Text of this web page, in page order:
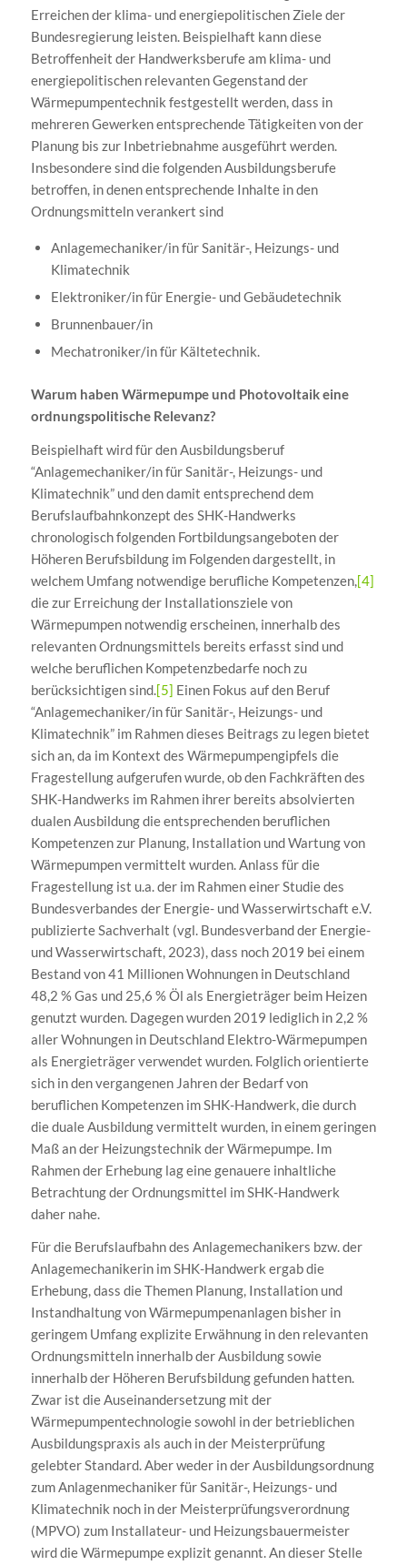
Erreichen der klima- und energiepolitischen Ziele der
Bundesregierung leisten. Beispielhaft kann diese
Betroffenheit der Handwerksberufe am klima- und
energiepolitischen relevanten Gegenstand der
Wärmepumpentechnik festgestellt werden, dass in
mehreren Gewerken entsprechende Tätigkeiten von der
Planung bis zur Inbetriebnahme ausgeführt werden.
Insbesondere sind die folgenden Ausbildungsberufe
betroffen, in denen entsprechende Inhalte in den
Ordnungsmitteln verankert sind
Anlagemechaniker/in für Sanitär-, Heizungs- und
Klimatechnik
Elektroniker/in für Energie- und Gebäudetechnik
Brunnenbauer/in
Mechatroniker/in für Kältetechnik.
Warum haben Wärmepumpe und Photovoltaik eine
ordnungspolitische Relevanz?
Beispielhaft wird für den Ausbildungsberuf
“Anlagemechaniker/in für Sanitär-, Heizungs- und
Klimatechnik” und den damit entsprechend dem
Berufslaufbahnkonzept des SHK-Handwerks
chronologisch folgenden Fortbildungsangeboten der
Höheren Berufsbildung im Folgenden dargestellt, in
welchem Umfang notwendige berufliche Kompetenzen, [4]
die zur Erreichung der Installationsziele von
Wärmepumpen notwendig erscheinen, innerhalb des
relevanten Ordnungsmittels bereits erfasst sind und
welche beruflichen Kompetenzbedarfe noch zu
berücksichtigen sind. [5] Einen Fokus auf den Beruf
“Anlagemechaniker/in für Sanitär-, Heizungs- und
Klimatechnik” im Rahmen dieses Beitrags zu legen bietet
sich an, da im Kontext des Wärmepumpengipfels die
Fragestellung aufgerufen wurde, ob den Fachkräften des
SHK-Handwerks im Rahmen ihrer bereits absolvierten
dualen Ausbildung die entsprechenden beruflichen
Kompetenzen zur Planung, Installation und Wartung von
Wärmepumpen vermittelt wurden. Anlass für die
Fragestellung ist u.a. der im Rahmen einer Studie des
Bundesverbandes der Energie- und Wasserwirtschaft e.V.
publizierte Sachverhalt (vgl. Bundesverband der Energie-
und Wasserwirtschaft, 2023), dass noch 2019 bei einem
Bestand von 41 Millionen Wohnungen in Deutschland
48,2 % Gas und 25,6 % Öl als Energieträger beim Heizen
genutzt wurden. Dagegen wurden 2019 lediglich in 2,2 %
aller Wohnungen in Deutschland Elektro-Wärmepumpen
als Energieträger verwendet wurden. Folglich orientierte
sich in den vergangenen Jahren der Bedarf von
beruflichen Kompetenzen im SHK-Handwerk, die durch
die duale Ausbildung vermittelt wurden, in einem geringen
Maß an der Heizungstechnik der Wärmepumpe. Im
Rahmen der Erhebung lag eine genauere inhaltliche
Betrachtung der Ordnungsmittel im SHK-Handwerk
daher nahe.
Für die Berufslaufbahn des Anlagemechanikers bzw. der
Anlagemechanikerin im SHK-Handwerk ergab die
Erhebung, dass die Themen Planung, Installation und
Instandhaltung von Wärmepumpenanlagen bisher in
geringem Umfang explizite Erwähnung in den relevanten
Ordnungsmitteln innerhalb der Ausbildung sowie
innerhalb der Höheren Berufsbildung gefunden hatten.
Zwar ist die Auseinandersetzung mit der
Wärmepumpentechnologie sowohl in der betrieblichen
Ausbildungspraxis als auch in der Meisterprüfung
gelebter Standard. Aber weder in der Ausbildungsordnung
zum Anlagenmechaniker für Sanitär-, Heizungs- und
Klimatechnik noch in der Meisterprüfungsverordnung
(MPVO) zum Installateur- und Heizungsbauermeister
wird die Wärmepumpe explizit genannt. An dieser Stelle